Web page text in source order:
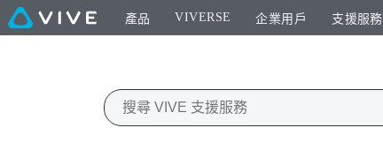
產品 VIVERSE 企業用戶 支援服務